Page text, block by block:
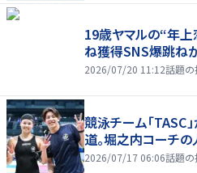
19歳ヤマルの“年
ね獲得SNS爆跳ね
2026/07/20 11:12話題の
競泳チーム「TASC
道。堀之内コーチ
2026/07/17 06:06話題の